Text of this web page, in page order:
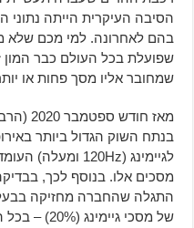
הסיבה העיקרית הייתה נתוני
שפועלת בכל העולם כבר
שמחובר אליו מסך פחות או
מאז
בנתח השוק הגדול ביותר
התגלה שהחברה מחזיקה
של מסכי